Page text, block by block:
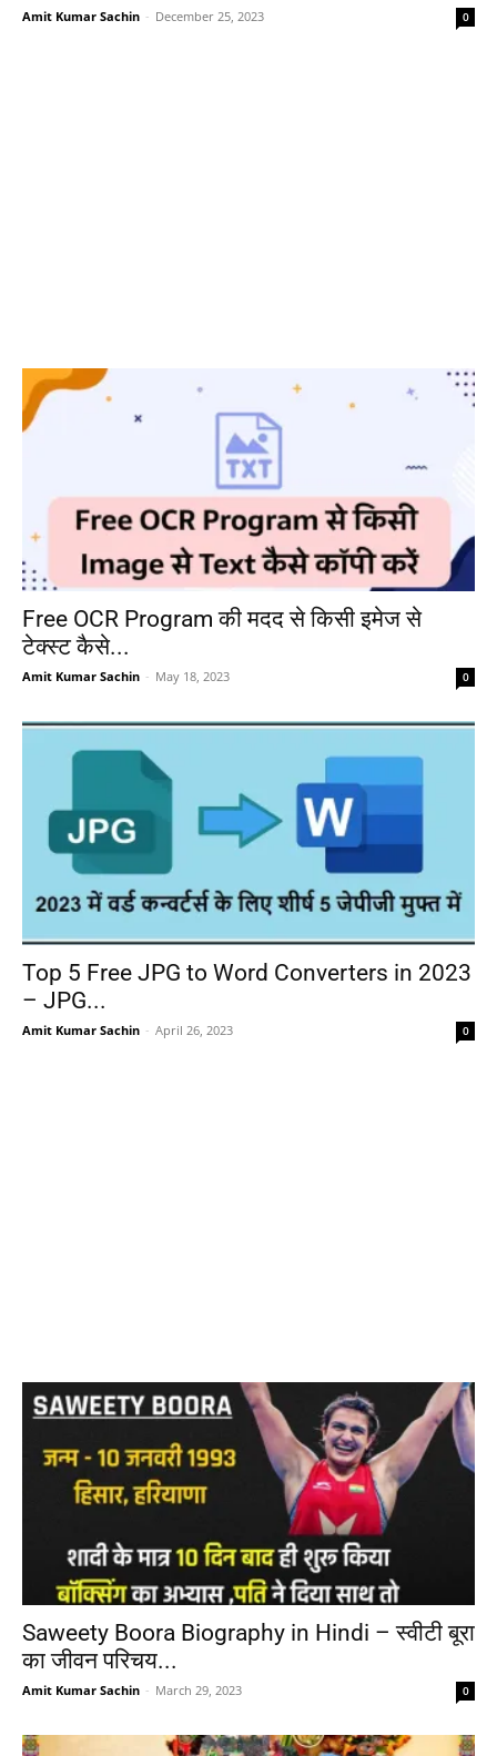
Amit Kumar Sachin - December 25, 2023 0
Free OCR Program की मदद से किसी इमेज से
टेक्स्ट कैसे...
Amit Kumar Sachin - May 18, 2023 0
Top 5 Free JPG to Word Converters in 2023
– JPG...
Amit Kumar Sachin - April 26, 2023 0
Saweety Boora Biography in Hindi – स्वीटी बूरा
का जीवन परिचय...
Amit Kumar Sachin - March 29, 2023 0